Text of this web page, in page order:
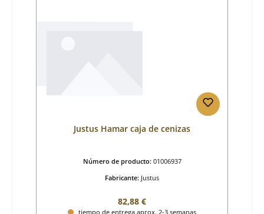
Justus Hamar caja de cenizas
Número de producto: 01006937
Fabricante: Justus
Precio normal:
82,88 €
tiempo de entrega aprox. 2-3 semanas